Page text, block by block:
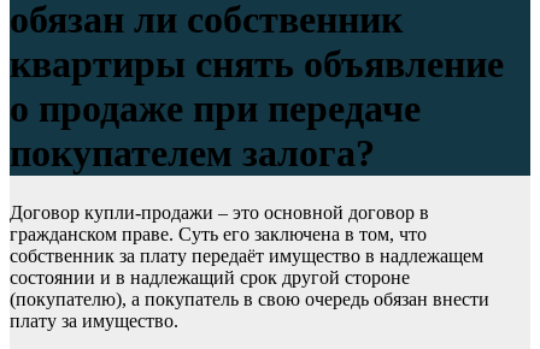
обязан ли собственник
квартиры снять объявление
о продаже при передаче
покупателем залога?
Договор купли-продажи – это основной договор в
гражданском праве. Суть его заключена в том, что
собственник за плату передаёт имущество в надлежащем
состоянии и в надлежащий срок другой стороне
(покупателю), а покупатель в свою очередь обязан внести
плату за имущество.